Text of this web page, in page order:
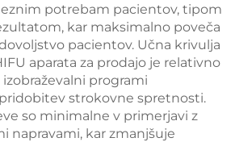
potrebam pacientov, tipom
kar maksimalno poveča
pacientov. Učna krivulja
aparata za prodajo je relativno
programi
strokovne spretnosti.
so minimalne v primerjavi z
napravami, kar zmanjšuje